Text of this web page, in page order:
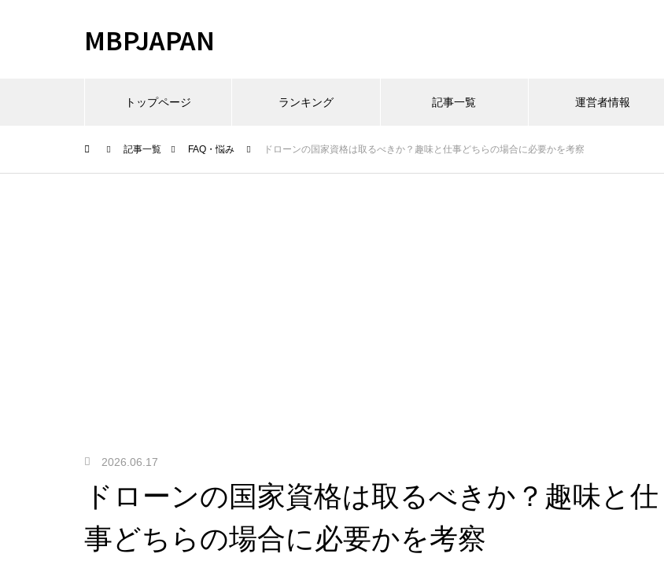
MBPJAPAN
トップページ ランキング 記事一覧 運営者情報
記事一覧 FAQ・悩み ドローンの国家資格は取るべきか？趣味と仕事どちらの場合に必要かを考察
2026.06.17
ドローンの国家資格は取るべきか？趣味と仕
事どちらの場合に必要かを考察